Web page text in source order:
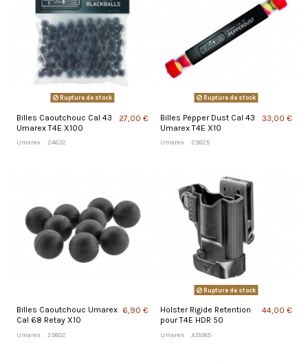
Rupture de stock
Billes Caoutchouc Cal 43
Umarex T4E X100
Umarex 24632
27,00 €
Rupture de stock
Billes Pepper Dust Cal 43
Umarex T4E X10
Umarex 25825
33,00 €
Billes Caoutchouc Umarex
Cal 68 Retay X10
Umarex 25802
6,90 €
Rupture de stock
Holster Rigide Retention
pour T4E HDR 50
Umarex A51085
44,00 €